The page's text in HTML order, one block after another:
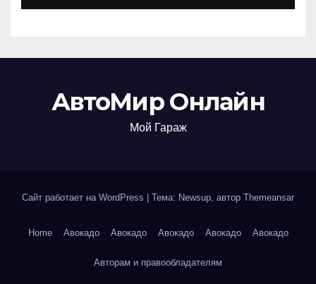
АвтоМир Онлайн
Мой Гараж
Сайт работает на WordPress Тема: Newsup, автор Themeansar
Home Авокадо Авокадо Авокадо Авокадо Авокадо
Авторам и правообладателям